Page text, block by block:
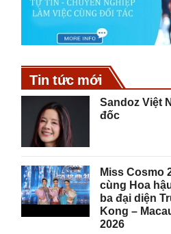
Tin tức mới
Sandoz Việt
đốc
Miss Cosmo
cùng Hoa
ba đại diện
Kong –
2026